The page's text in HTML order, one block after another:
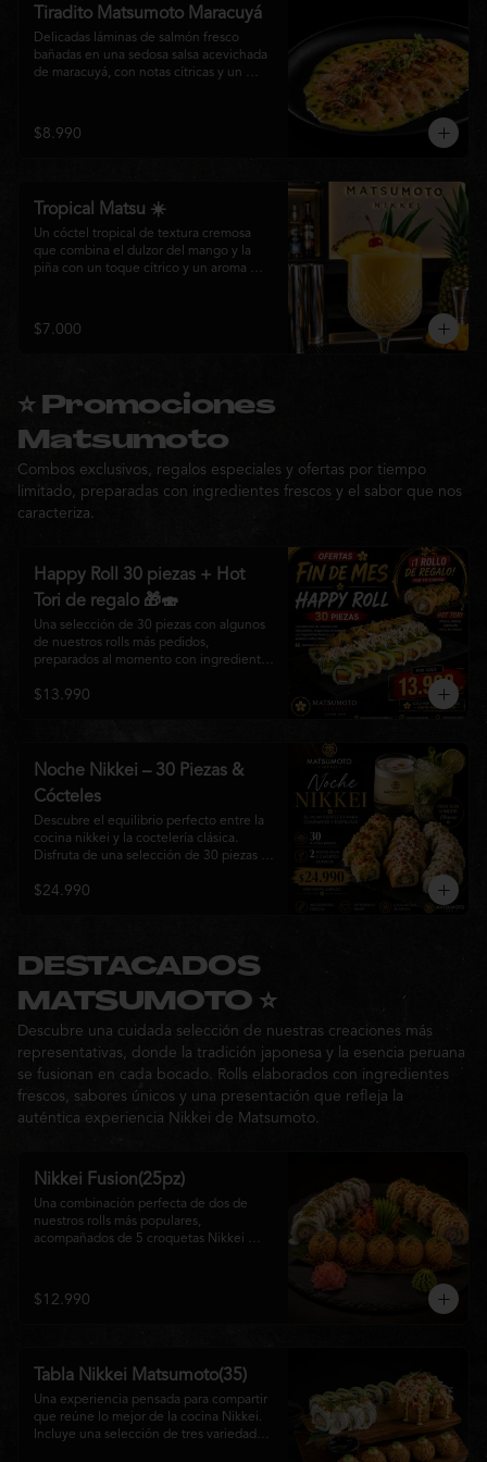
Tiradito Matsumoto Maracuyá
Delicadas láminas de salmón fresco
bañadas en una sedosa salsa acevichada
de maracuyá, con notas cítricas y un
de ají rojo, aceite de cilantro, brotes
frescos y pimienta recién molida. Un
$8.990
Tropical Matsu ☀️
Un cóctel tropical de textura cremosa
que combina el dulzor del mango y la
piña con un toque cítrico y un aroma
nikkei de Matsumoto.
$7.000
⭐ Promociones
Matsumoto
Combos exclusivos, regalos especiales y ofertas por tiempo
limitado, preparadas con ingredientes frescos y el sabor que nos
caracteriza.
Happy Roll 30 piezas + Hot
Tori de regalo 🎁🍣
Una selección de 30 piezas con algunos
de nuestros rolls más pedidos,
preparados al momento con ingredientes
Matsumoto Nikkei. Una promoción
Incluye un Hot Tori de regalo (10 piezas):
crema y cebollín, frito en panko hasta
obtener un dorado perfecto y una
textura irresistible.
$13.990
Noche Nikkei – 30 Piezas &
Cócteles
Descubre el equilibrio perfecto entre la
cocina nikkei y la coctelería clásica.
Disfruta de una selección de 30 piezas
frescos, acompañadas de 2 Pisco Sour o
a Matsumoto Nikkei.
Ideal para: una cita, una salida con
amigos o una noche especial llena de
sabor y buena compañía.
$24.990
DESTACADOS
MATSUMOTO ⭐
Descubre una cuidada selección de nuestras creaciones más
representativas, donde la tradición japonesa y la esencia peruana
se fusionan en cada bocado. Rolls elaborados con ingredientes
frescos, sabores únicos y una presentación que refleja la
auténtica experiencia Nikkei de Matsumoto.
Nikkei Fusion(25pz)
Una combinación perfecta de dos de
nuestros rolls más populares,
acompañados de 5 croquetas Nikkei
cremosa salsa de la casa. Una tabla que
reúne diferentes texturas y sabores, ideal
$12.990
Tabla Nikkei Matsumoto(35)
Una experiencia pensada para compartir
que reúne lo mejor de la cocina Nikkei.
Incluye una selección de tres variedades